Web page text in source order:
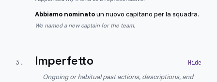
Abbiamo nominatoun nuovo capitano per la squadra.
We named a new captain for the team.
3 . Imperfetto
Ongoing or habitual past actions, descriptions, and